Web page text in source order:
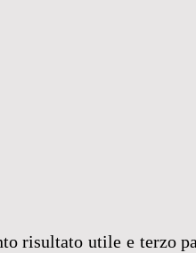
risultato utile e terzo